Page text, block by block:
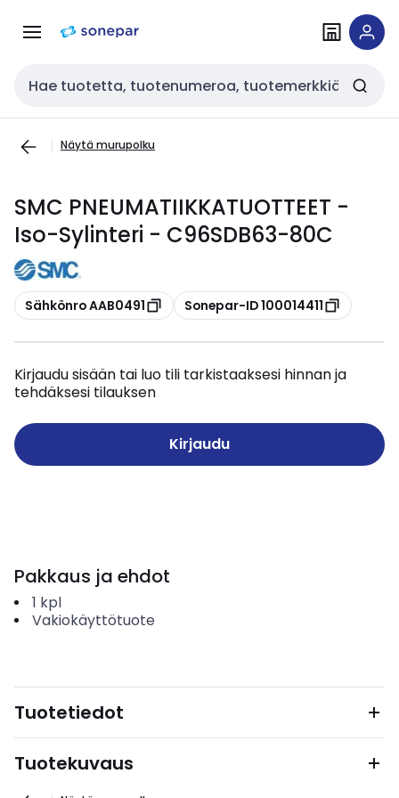
navigointiinsisältöön
Haku
Näytä murupolku
SMC PNEUMATIIKKATUOTTEET -
Iso-Sylinteri - C96SDB63-80C
Kopioi
Sähkönro AAB0491 Kopioi
Sonepar-ID 100014411
Kirjaudu sisään tai luo tili tarkistaaksesi hinnan ja
tehdäksesi tilauksen
Kirjaudu
Pakkaus ja ehdot
1 kpl
Vakiokäyttötuote
Tuotetiedot
Tuotekuvaus